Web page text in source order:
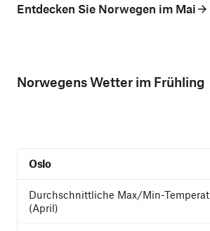
Entdecken Sie Norwegen im Mai
Norwegens Wetter im Frühling
Oslo